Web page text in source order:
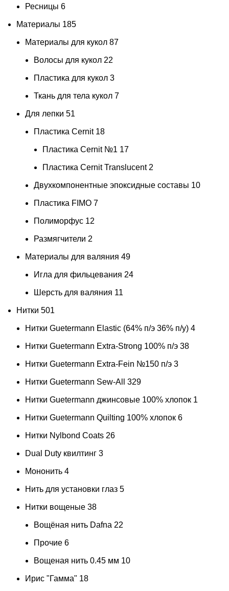
Ресницы 6
Материалы 185
Материалы для кукол 87
Волосы для кукол 22
Пластика для кукол 3
Ткань для тела кукол 7
Для лепки 51
Пластика Cernit 18
Пластика Cernit №1 17
Пластика Cernit Translucent 2
Двухкомпонентные эпоксидные составы 10
Пластика FIMO 7
Полиморфус 12
Размягчители 2
Материалы для валяния 49
Игла для фильцевания 24
Шерсть для валяния 11
Нитки 501
Нитки Guetermann Elastic (64% п/э 36% п/у) 4
Нитки Guetermann Extra-Strong 100% п/э 38
Нитки Guetermann Extra-Fein №150 п/э 3
Нитки Guetermann Sew-All 329
Нитки Guetermann джинсовые 100% хлопок 1
Нитки Guetermann Quilting 100% хлопок 6
Нитки Nylbond Coats 26
Dual Duty квилтинг 3
Мононить 4
Нить для установки глаз 5
Нитки вощеные 38
Вощёная нить Dafna 22
Прочие 6
Вощеная нить 0.45 мм 10
Ирис "Гамма" 18